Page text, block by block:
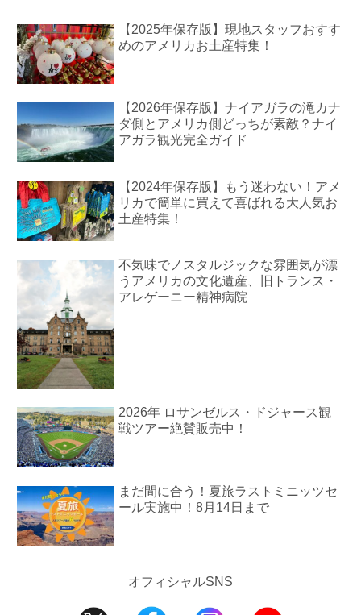
【2025年保存版】現地スタッフおすす
めのアメリカお土産特集！
【2026年保存版】ナイアガラの滝カナ
ダ側とアメリカ側どっちが素敵？ナイ
アガラ観光完全ガイド
【2024年保存版】もう迷わない！アメ
リカで簡単に買えて喜ばれる大人気お
土産特集！
不気味でノスタルジックな雰囲気が漂
うアメリカの文化遺産、旧トランス・
アレゲーニー精神病院
2026年 ロサンゼルス・ドジャース観
戦ツアー絶賛販売中！
まだ間に合う！夏旅ラストミニッツセ
ール実施中！8月14日まで
オフィシャルSNS